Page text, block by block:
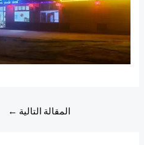
المقالة التالية ←